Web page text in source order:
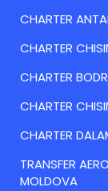
CHARTER
CHARTER
CHARTER
CHARTER
CHARTER
TRANSFER
MOLDOVA